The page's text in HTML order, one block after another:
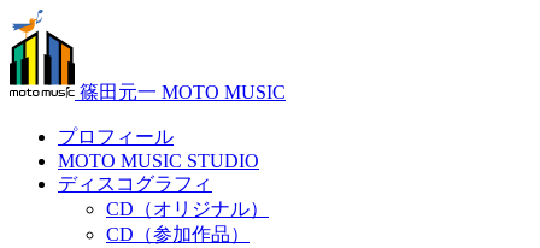
篠田元一 MOTO MUSIC
プロフィール
MOTO MUSIC STUDIO
ディスコグラフィ
CD（オリジナル）
CD（参加作品）